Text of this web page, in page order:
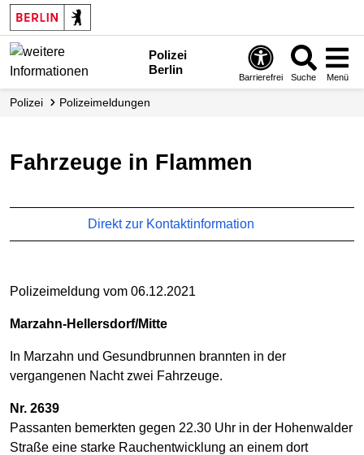
Polizei
Berlin
Barrierefrei Suche Menü
Polizei Polizei­meldungen
Fahrzeuge in Flammen
Direkt zur Kontaktinformation
Polizeimeldung vom 06.12.2021
Marzahn-Hellersdorf/Mitte
In Marzahn und Gesundbrunnen brannten in der
vergangenen Nacht zwei Fahrzeuge.
Nr. 2639
Passanten bemerkten gegen 22.30 Uhr in der Hohenwalder
Straße eine starke Rauchentwicklung an einem dort